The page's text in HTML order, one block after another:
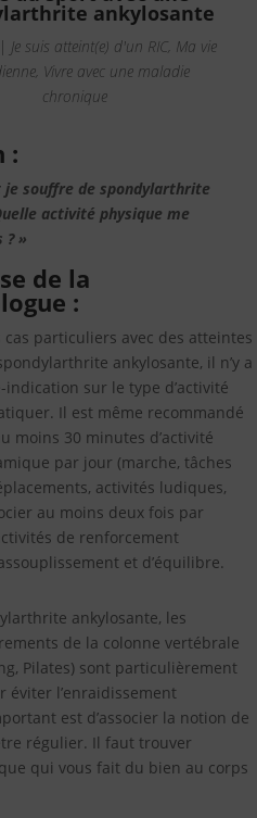
ankylosante
| Je suis atteint(e) d'un RIC, Ma vie
, Vivre avec une maladie
chronique
:
je souffre de spondylarthrite
activité physique me
? »
de la
:
cas particuliers avec des atteintes
ankylosante, il n’y a
sur le type d’activité
Il est même recommandé
moins 30 minutes d’activité
par jour (marche, tâches
activités ludiques,
au moins deux fois par
de renforcement
et d’équilibre.
ankylosante, les
de la colonne vertébrale
Pilates) sont particulièrement
éviter l’enraidissement
est d’associer la notion de
régulier. Il faut trouver
qui vous fait du bien au corps